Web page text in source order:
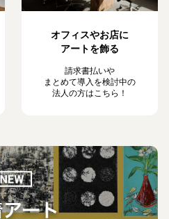
オフィスやお店に
アートを飾る
請求書払いや
まとめて導入を検討中の
法人の方はこちら！